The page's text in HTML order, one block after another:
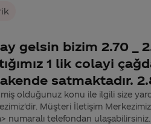
gelsin bizim 2.70 _
1 lik colayi
satmaktadır.
olduğunuz konu ile ilgili size
Müşteri İletişim
numaralı telefondan ulaşabilirsiniz.